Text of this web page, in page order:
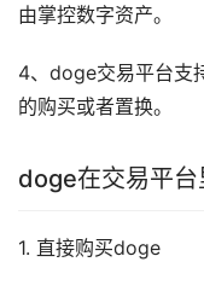
由掌控数字资产。
4、doge交易平台支
的购买或者置换。
doge在交易平台
1. 直接购买doge